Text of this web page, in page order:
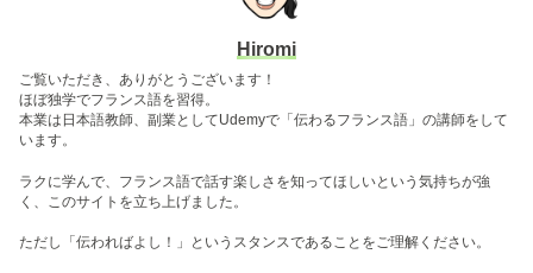
Hiromi
ご覧いただき、ありがとうございます！
ほぼ独学でフランス語を習得。
本業は日本語教師、副業としてUdemyで「伝わるフランス語」の講師をして
います。
ラクに学んで、フランス語で話す楽しさを知ってほしいという気持ちが強
く、このサイトを立ち上げました。
ただし「伝わればよし！」というスタンスであることをご理解ください。